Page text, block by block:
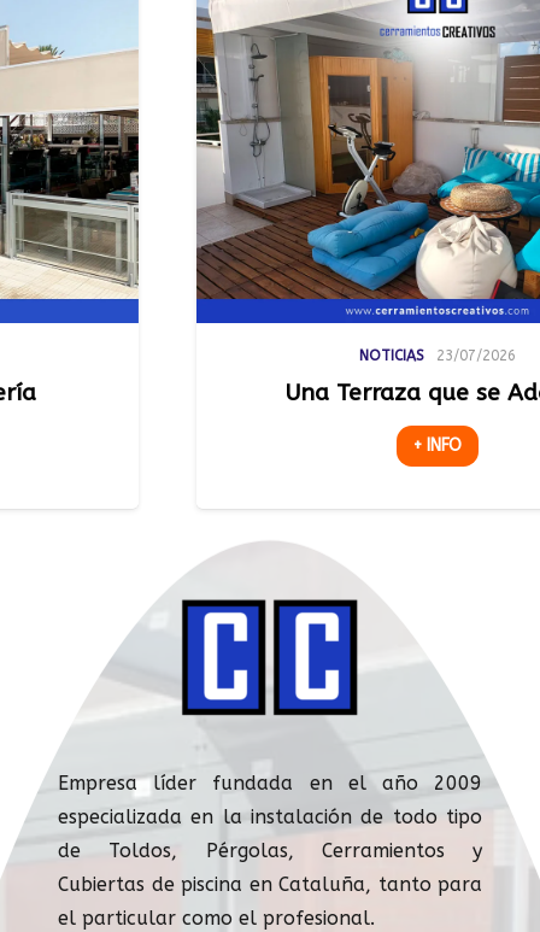
23/07/2026
Una Terraza que se Adapta
Empresa líder fundada en el año 2009
especializada en la instalación de todo tipo
de Toldos, Pérgolas, Cerramientos y
Cubiertas de piscina en Cataluña, tanto para
el particular como el profesional.